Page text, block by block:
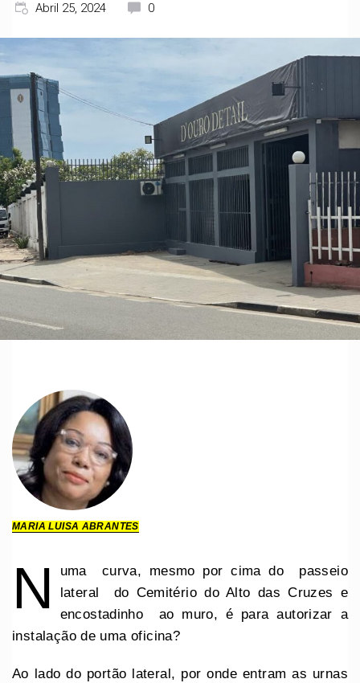
Abril 25, 2024 0
MARIA LUISA ABRANTES
N
uma curva, mesmo por cima do passeio
lateral do Cemitério do Alto das Cruzes e
encostadinho ao muro, é para autorizar a
instalação de uma oficina?
Ao lado do portão lateral, por onde entram as urnas